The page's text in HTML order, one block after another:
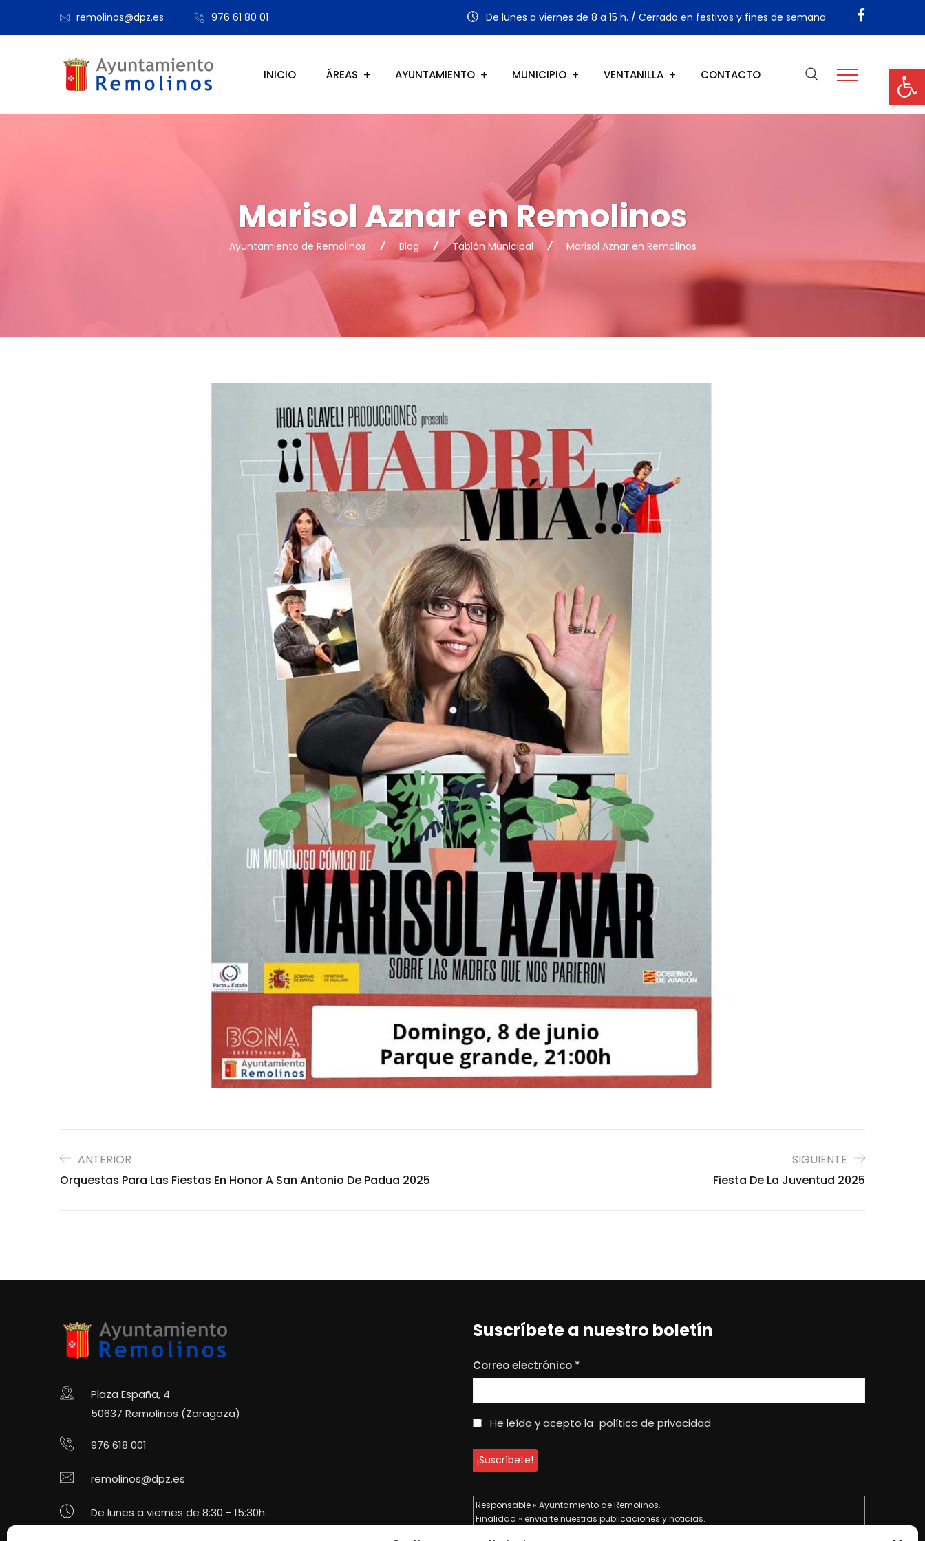
remolinos@dpz.es 976 61 80 01 De lunes a viernes de 8 a 15 h. / Cerrado en festivos y fines de semana
INICIO ÁREAS AYUNTAMIENTO MUNICIPIO VENTANILLA CONTACTO
Marisol Aznar en Remolinos
Ayuntamiento de Remolinos Blog Tablón Municipal Marisol Aznar en Remolinos
ANTERIOR
Orquestas Para Las Fiestas En Honor A San Antonio De Padua 2025
SIGUIENTE
Fiesta De La Juventud 2025
Plaza España, 4
50637 Remolinos (Zaragoza)
976 618 001
remolinos@dpz.es
De lunes a viernes de 8:30 - 15:30h
Suscríbete a nuestro boletín
Correo electrónico *
He leído y acepto la política de privacidad
Responsable » Ayuntamiento de Remolinos.
Finalidad » enviarte nuestras publicaciones y noticias.